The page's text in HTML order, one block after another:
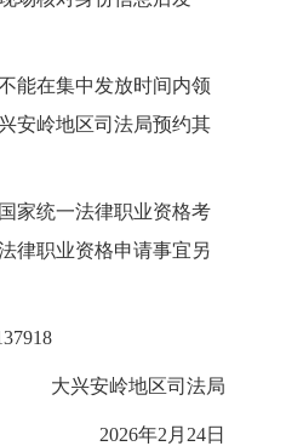
能在集中发放时间内领
安岭地区司法局预约其
家统一法律职业资格考
律职业资格申请事宜另
大兴安岭地区司法局
2026年2月24日